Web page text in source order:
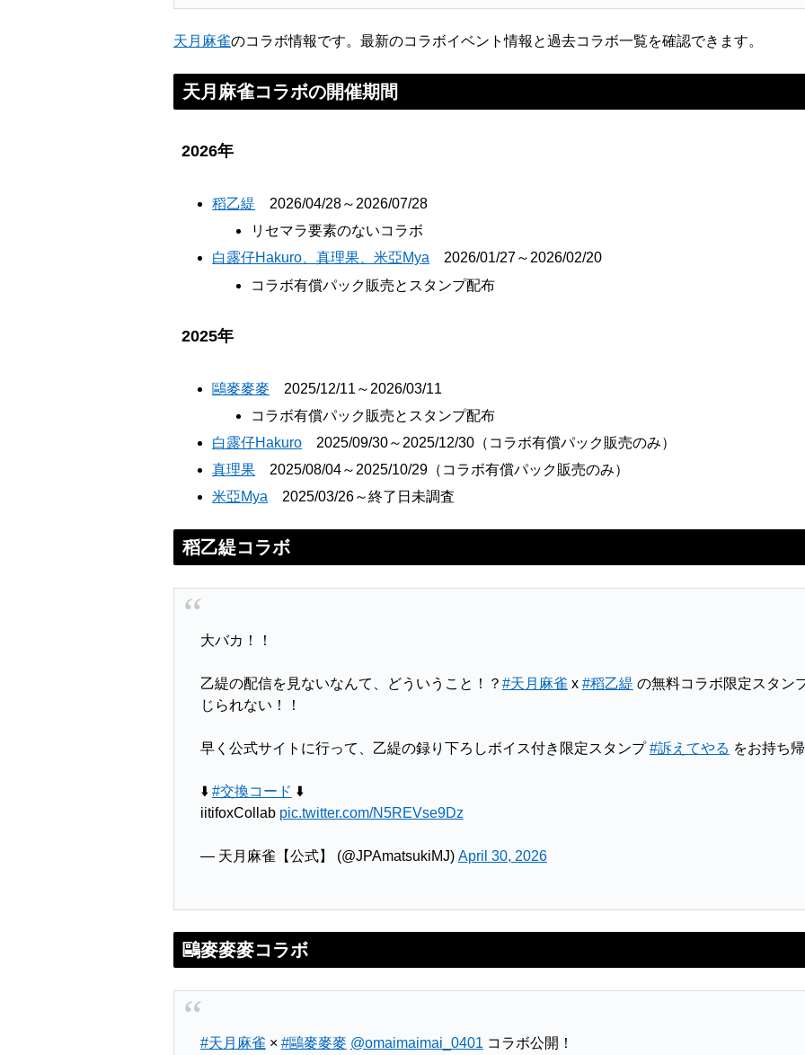
天月麻雀のコラボ情報です。最新のコラボイベント情報と過去コラボ一覧を確認できます。
天月麻雀コラボの開催期間
2026年
稻乙緹 2026/04/28～2026/07/28
リセマラ要素のないコラボ
白露仔Hakuro、真理果、米亞Mya 2026/01/27～2026/02/20
コラボ有償パック販売とスタンプ配布
2025年
鷗麥麥麥 2025/12/11～2026/03/11
コラボ有償パック販売とスタンプ配布
白露仔Hakuro 2025/09/30～2025/12/30（コラボ有償パック販売のみ）
真理果 2025/08/04～2025/10/29（コラボ有償パック販売のみ）
米亞Mya 2025/03/26～終了日未調査
稻乙緹コラボ
大バカ！！
乙緹の配信を見ないなんて、どういうこと！？ #天月麻雀 x #稻乙緹 の無料コラボ限定スタン
じられない！！
早く公式サイトに行って、乙緹の録り下ろしボイス付き限定スタンプ#訴えてやる をお持ち
⬇️ #交換コード ⬇️
iitifoxCollab pic.twitter.com/N5REVse9Dz
— 天月麻雀【公式】 (@JPAmatsukiMJ) April 30, 2026
鷗麥麥麥コラボ
#天月麻雀 × #鷗麥麥麥 @omaimaimai_0401 コラボ公開！